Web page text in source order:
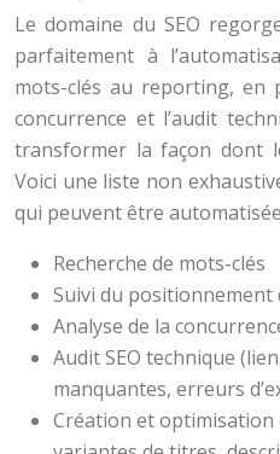
Le domaine du SEO
parfaitement à
mots-clés au reporting, en
concurrence et l’audit
transformer la façon dont
Voici une liste non
qui peuvent être
Recherche de mots-clés
Suivi du positionnement
Analyse de la
Audit SEO technique
manquantes, erreurs
Création et optimisation